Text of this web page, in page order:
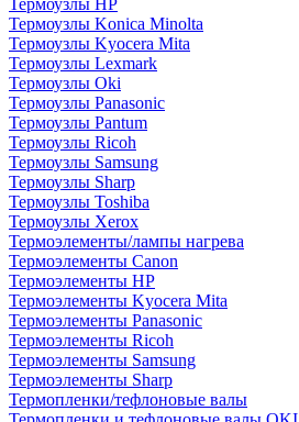
Термоузлы HP
Термоузлы Konica Minolta
Термоузлы Kyocera Mita
Термоузлы Lexmark
Термоузлы Oki
Термоузлы Panasonic
Термоузлы Pantum
Термоузлы Ricoh
Термоузлы Samsung
Термоузлы Sharp
Термоузлы Toshiba
Термоузлы Xerox
Термоэлементы/лампы нагрева
Термоэлементы Canon
Термоэлементы HP
Термоэлементы Kyocera Mita
Термоэлементы Panasonic
Термоэлементы Ricoh
Термоэлементы Samsung
Термоэлементы Sharp
Термопленки/тефлоновые валы